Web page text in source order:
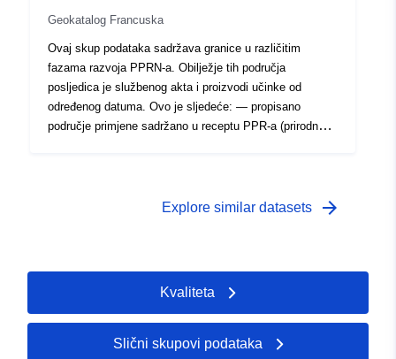
Geokatalog Francuska
Ovaj skup podataka sadržava granice u različitim
fazama razvoja PPRN-a. Obilježje tih područja
posljedica je službenog akta i proizvodi učinke od
određenog datuma. Ovo je sljedeće: — propisano
područje primjene sadržano u receptu PPR-a (prirodnog
za PPRN-ove i PM3 za PPRT-ove); — opseg ispitivanjaExplore similar datasets arrow_forward
Kvaliteta
Slični skupovi podataka